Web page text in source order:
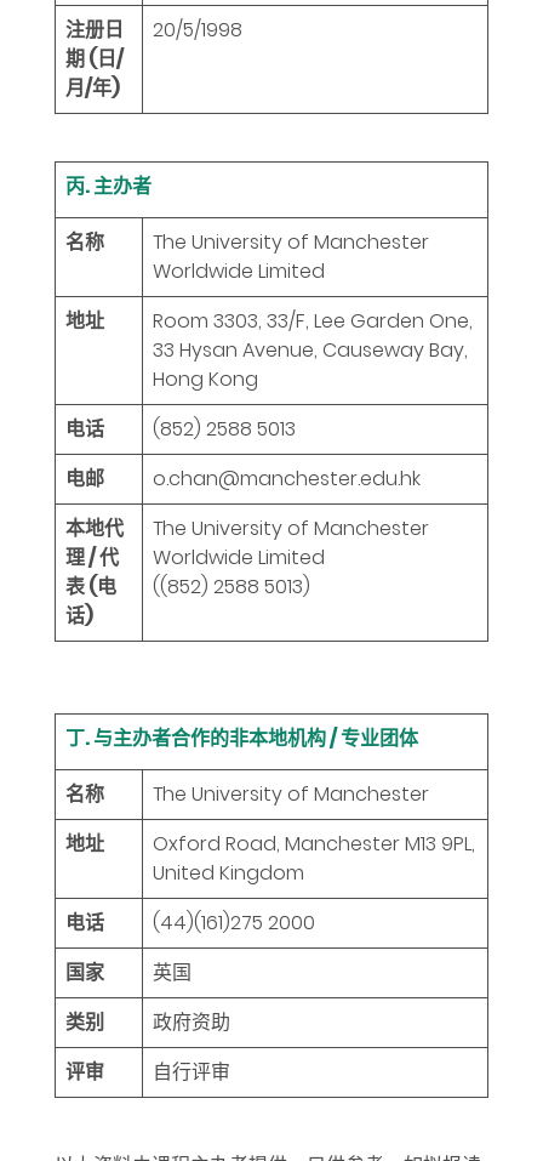
注册日
期 (日/
月/年)
20/5/1998
丙. 主办者
名称
The University of Manchester
Worldwide Limited
地址
Room 3303, 33/F, Lee Garden One,
33 Hysan Avenue, Causeway Bay,
Hong Kong
电话
(852) 2588 5013
电邮
o.chan@manchester.edu.hk
本地代
理 / 代
表 (电
话)
The University of Manchester
Worldwide Limited
((852) 2588 5013)
丁. 与主办者合作的非本地机构 / 专业团体
名称
The University of Manchester
地址
Oxford Road, Manchester M13 9PL,
United Kingdom
电话
(44)(161)275 2000
国家
英国
类别
政府资助
评审
自行评审